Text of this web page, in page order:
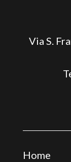
Home
Via S.